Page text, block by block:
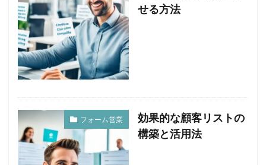
せる方法
フォーム営業
効果的な顧客リストの
構築と活用法